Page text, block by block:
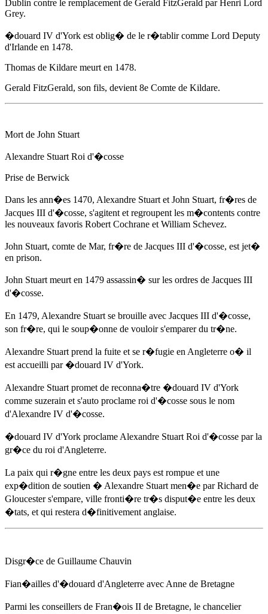
Dublin contre le remplacement de Gerald FitzGerald par Henri Lord
Grey.
�douard IV d'York est oblig� de le r�tablir comme Lord Deputy
d'Irlande en 1478.
Thomas de Kildare meurt en 1478.
Gerald FitzGerald, son fils, devient 8e Comte de Kildare.
Mort de John Stuart
Alexandre Stuart Roi d'�cosse
Prise de Berwick
Dans les ann�es 1470, Alexandre Stuart et John Stuart, fr�res de
Jacques III d'�cosse, s'agitent et regroupent les m�contents contre
les nouveaux favoris Robert Cochrane et William Schevez.
John Stuart, comte de Mar, fr�re de Jacques III d'�cosse, est jet�
en prison.
John Stuart meurt en 1479 assassin� sur les ordres de Jacques III
d'�cosse.
En 1479, Alexandre Stuart se brouille avec Jacques III d'�cosse,
son fr�re, qui le soup�onne de vouloir s'emparer du tr�ne.
Alexandre Stuart prend la fuite et se r�fugie en Angleterre o� il
est accueilli par �douard IV d'York.
Alexandre Stuart promet de reconna�tre �douard IV d'York
comme suzerain et s'auto proclame roi d'�cosse sous le nom
d'Alexandre IV d'�cosse.
�douard IV d'York proclame Alexandre Stuart Roi d'�cosse par la
gr�ce du roi d'Angleterre.
La paix qui r�gne entre les deux pays est rompue et une
exp�dition de soutien � Alexandre Stuart men�e par Richard de
Gloucester s'empare, ville fronti�re tr�s disput�e entre les deux
�tats, et qui restera d�finitivement anglaise.
Disgr�ce de Guillaume Chauvin
Fian�ailles d'�douard d'Angleterre avec Anne de Bretagne
Parmi les conseillers de Fran�ois II de Bretagne, le chancelier